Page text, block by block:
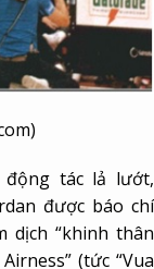
tác lả lướt,
được báo chí
dịch “khinh thân
(tức “Vua